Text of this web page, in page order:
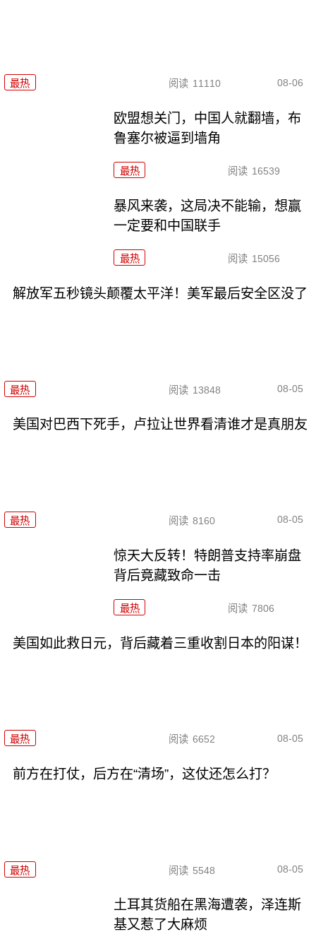
最热 阅读 11110 08-06
欧盟想关门，中国人就翻墙，布
鲁塞尔被逼到墙角
最热 阅读 16539
暴风来袭，这局决不能输，想赢
一定要和中国联手
最热 阅读 15056
解放军五秒镜头颠覆太平洋！美军最后安全区没了
最热 阅读 13848 08-05
美国对巴西下死手，卢拉让世界看清谁才是真朋友
最热 阅读 8160 08-05
惊天大反转！特朗普支持率崩盘
背后竟藏致命一击
最热 阅读 7806
美国如此救日元，背后藏着三重收割日本的阳谋！
最热 阅读 6652 08-05
前方在打仗，后方在“清场”，这仗还怎么打？
最热 阅读 5548 08-05
土耳其货船在黑海遭袭，泽连斯
基又惹了大麻烦